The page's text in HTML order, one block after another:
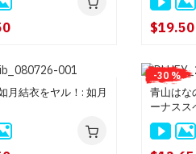
$19.50
月結衣をヤル！: 如月
-30 %
青山はな
ーナスス
青山はな